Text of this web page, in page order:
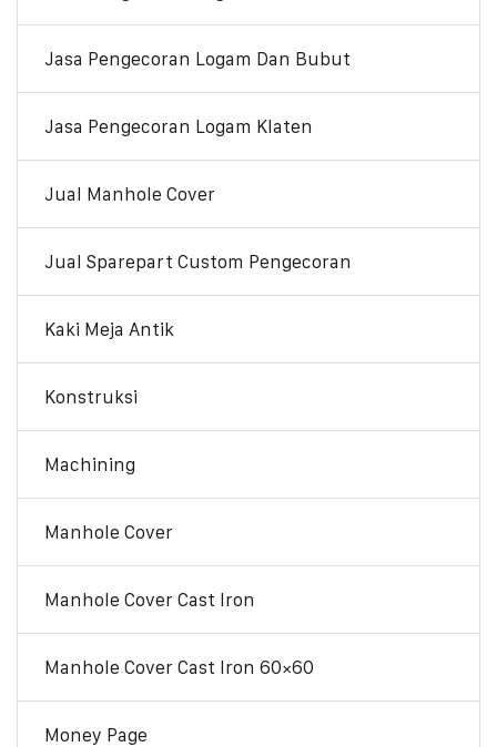
Jasa Pengecoran Logam Dan Bubut
Jasa Pengecoran Logam Klaten
Jual Manhole Cover
Jual Sparepart Custom Pengecoran
Kaki Meja Antik
Konstruksi
Machining
Manhole Cover
Manhole Cover Cast Iron
Manhole Cover Cast Iron 60×60
Money Page